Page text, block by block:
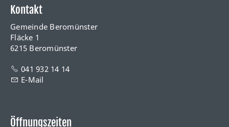
Kontakt
Gemeinde Beromünster
Fläcke 1
6215 Beromünster
041 932 14 14
E-Mail
Öffnungszeiten